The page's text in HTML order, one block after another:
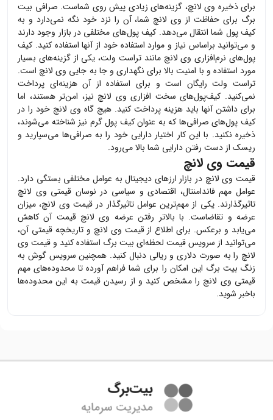
برای ذخیره وی لانچ، گزینه‌های زیادی پیش روی شماست. صرافی بیت
برگ برای حفاظت از وی لانچ شما، آن را نزد خود نگه نمی‌دارد و به
کیف پول شما انتقال می‌دهد. کیف پول‌های مختلفی در بازار وجود دارند
و می‌توانید براساس نیاز و موارد استفاده خود از آنها استفاده کنید. کیف
پول‌های نرم‌افزاری وی لانچ مانند تراست ولت، یکی از گزینه‌های بسیار
مورد استفاده و با امنیت بالا برای نگهداری و جا به جایی وی لانچ است.
تراست ولت رایگان است و برای استفاده از آن هزینه‌ای پرداخت
نمی‌کنید. کیف‌پول‌های سخت افزاری وی لانچ نیز، امن‌تر هستند، اما
برای داشتن آنها باید هزینه پرداخت کنید. هیچ گاه وی لانچ خود را در
کیف پول‌های صرافی‌ها که به عنوان کیف پول گرم نیز شناخته می‌شوند،
ذخیره نکنید. با این کار اختیار دارایی خود را به صرافی‌ها می‌سپارید و
ریسک از دست رفتن دارایی شما بالا می‌رود.
قیمت وی لانچ
قیمت وی لانچ در بازار ارزهای دیجیتال به عوامل مختلفی بستگی دارد.
عوامل مهم فاندامنتال، اقتصادی و سیاسی در نوسان قیمتی وی لانچ
تاثیرگذارند. یکی از مهم‌ترین عوامل تاثیرگذار در قیمت وی لانچ، میزان
عرضه و تقاضاست. با بالاتر رفتن عرضه وی لانچ قیمت آن کاهش
می‌یابد و برعکس. برای اطلاع از قیمت وی لانچ و تاریخچه قیمتی آن،
می‌توانید از سرویس قیمت لحظه‌ای بیت برگ استفاده کنید و قیمت وی
لانچ را به صورت دلاری و ریالی دنبال کنید. همچنین سرویس گوش به
زنگ بیت برگ این امکان را برای شما فراهم آورده تا محدوده‌های مهم
قیمتی وی لانچ را مشخص کنید و از رسیدن قیمت به این محدوده‌ها
باخبر شوید.